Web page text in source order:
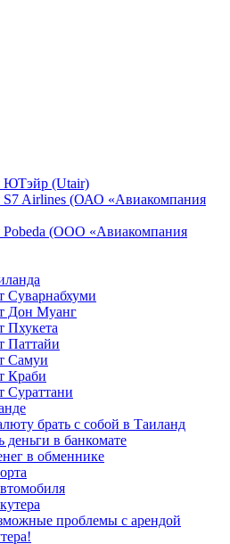
ЮТэйр (Utair)
S7 Airlines (ОАО «Авиакомпания
Pobeda (ООО «Авиакомпания
Суварнабхуми
Дон Муанг
Пхукета
Паттайи
Самуи
Краби
Сураттани
брать с собой в Таиланд
деньги в банкомате
в обменнике
проблемы с арендой